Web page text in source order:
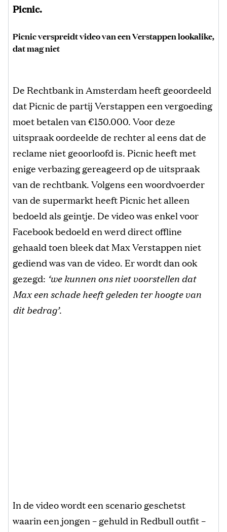
Picnic.
Picnic verspreidt video van een Verstappen lookalike,
dat mag niet
De Rechtbank in Amsterdam heeft geoordeeld
dat Picnic de partij Verstappen een vergoeding
moet betalen van €150.000. Voor deze
uitspraak oordeelde de rechter al eens dat de
reclame niet geoorloofd is. Picnic heeft met
enige verbazing gereageerd op de uitspraak
van de rechtbank. Volgens een woordvoerder
van de supermarkt heeft Picnic het alleen
bedoeld als geintje. De video was enkel voor
Facebook bedoeld en werd direct offline
gehaald toen bleek dat Max Verstappen niet
gediend was van de video. Er wordt dan ook
gezegd: ‘we kunnen ons niet voorstellen dat
Max een schade heeft geleden ter hoogte van
dit bedrag’.
In de video wordt een scenario geschetst
waarin een jongen – gehuld in Redbull outfit –